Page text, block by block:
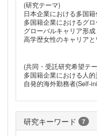
(研究テーマ)
日本企業における多国
多国籍企業におけるグ
グローバルキャリア形
高学歴女性のキャリア
(共同・受託研究希望テ
多国籍企業における人
自発的海外勤務者(Self-
研究キーワード 7